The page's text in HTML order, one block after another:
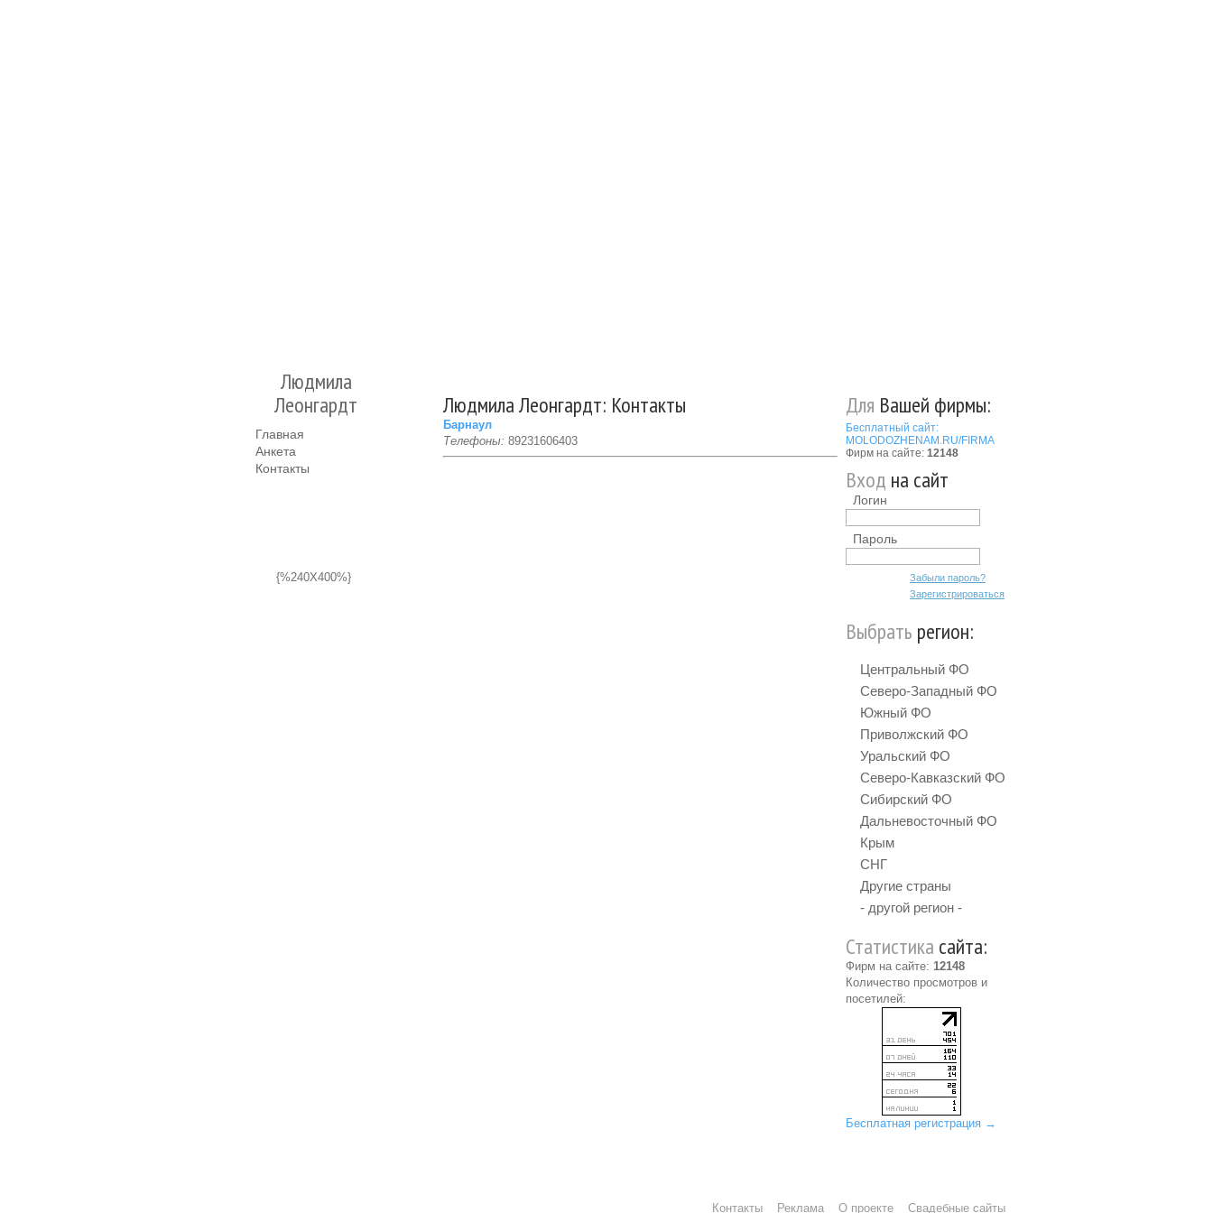
Людмила
Леонгардт
Главная
Анкета
Контакты
{%240X400%}
Людмила Леонгардт: Контакты
Барнаул
Телефоны: 89231606403
Для Вашей фирмы:
Бесплатный сайт:
MOLODOZHENAM.RU/FIRMA
Фирм на сайте: 12148
Вход на сайт
Логин
Пароль
Забыли пароль?
Зарегистрироваться
Выбрать регион:
Центральный ФО
Северо-Западный ФО
Южный ФО
Приволжский ФО
Уральский ФО
Северо-Кавказский ФО
Сибирский ФО
Дальневосточный ФО
Крым
СНГ
Другие страны
- другой регион -
Статистика сайта:
Фирм на сайте: 12148
Количество просмотров и
посетилей:
Бесплатная регистрация →
Контакты Реклама О проекте Свадебные сайты